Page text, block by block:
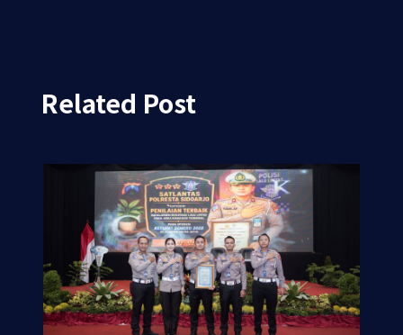
Related Post